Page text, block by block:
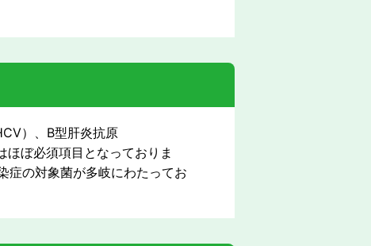
）、B型肝炎抗原
ほぼ必須項目となっておりま
症の対象菌が多岐にわたってお